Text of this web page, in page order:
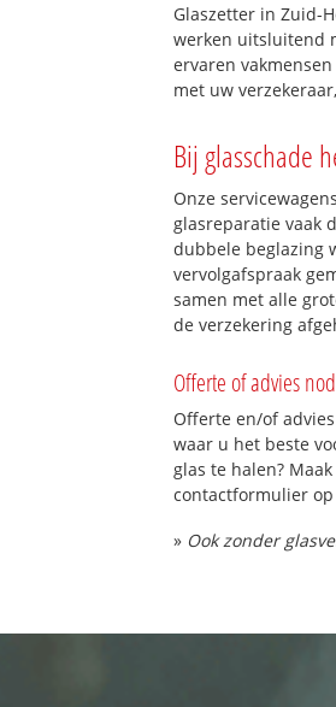
Glaszetter in Zuid-
werken uitsluitend
ervaren
met uw
Bij glasschade
Onze
glasreparatie vaak
dubbele beglazing
vervolgafspraak
samen met alle
de verzekering
Offerte of advies
Offerte en/of
waar u het beste
glas te halen?
contactformulier
» Ook zonder